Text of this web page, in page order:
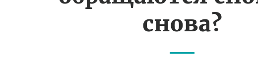
снова?